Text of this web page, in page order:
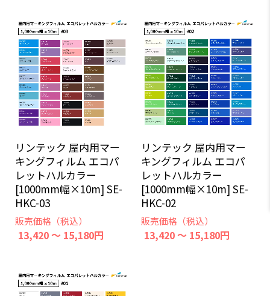
リンテック 屋内用マー
キングフィルム エコパ
レットハルカラー
[1000mm幅×10m] SE-
HKC-03
販売価格（税込）
13,420 ～ 15,180円
リンテック 屋内用マー
キングフィルム エコパ
レットハルカラー
[1000mm幅×10m] SE-
HKC-02
販売価格（税込）
13,420 ～ 15,180円